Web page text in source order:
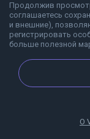
Продолжив
соглашаетесь
и внешние),
регистрировать
больше полезной
О